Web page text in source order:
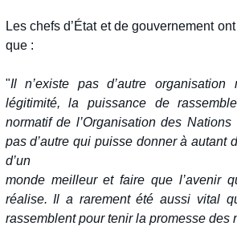
Les chefs d’État et de gouvernement
que :
"Il n’existe pas d’autre
légitimité, la puissance de
normatif de l’Organisation des
pas d’autre qui puisse donner à autant
d’un
monde meilleur et faire que l’avenir
réalise. Il a rarement été aussi vital
rassemblent pour tenir la promesse des